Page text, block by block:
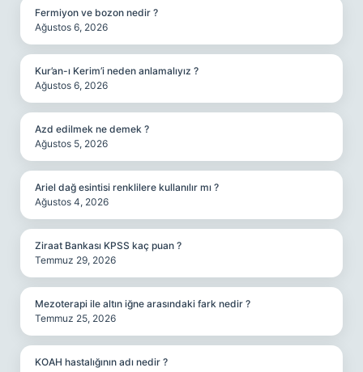
Fermiyon ve bozon nedir ?
Ağustos 6, 2026
Kur’an-ı Kerim’i neden anlamalıyız ?
Ağustos 6, 2026
Azd edilmek ne demek ?
Ağustos 5, 2026
Ariel dağ esintisi renklilere kullanılır mı ?
Ağustos 4, 2026
Ziraat Bankası KPSS kaç puan ?
Temmuz 29, 2026
Mezoterapi ile altın iğne arasındaki fark nedir ?
Temmuz 25, 2026
KOAH hastalığının adı nedir ?